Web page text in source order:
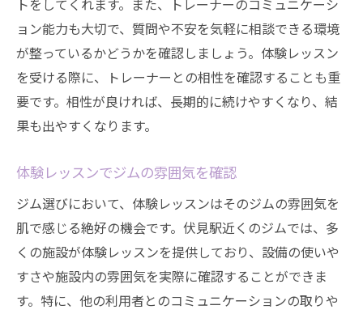
トレーニングの効果を最大化するジムの選び方
効果を高めるジムの選び方
トレーニング効果を最大限に引き出す環境
ジム選びの基準となるポイント
効果的なトレーニングをサポートするジム
ジム選びで効果を左右する要因
伏見駅でジムを選ぶ際の重要なポイント
立地とアクセスの重要性
施設の充実度を確認する方法
トレーニングプログラムの多様性
トをしてくれます。また、トレーナーのコミュニケーシ
ョン能力も大切で、質問や不安を気軽に相談できる環境
が整っているかどうかを確認しましょう。体験レッスン
を受ける際に、トレーナーとの相性を確認することも重
要です。相性が良ければ、長期的に続けやすくなり、結
果も出やすくなります。
体験レッスンでジムの雰囲気を確認
ジム選びにおいて、体験レッスンはそのジムの雰囲気を
肌で感じる絶好の機会です。伏見駅近くのジムでは、多
くの施設が体験レッスンを提供しており、設備の使いや
すさや施設内の雰囲気を実際に確認することができま
す。特に、他の利用者とのコミュニケーションの取りや